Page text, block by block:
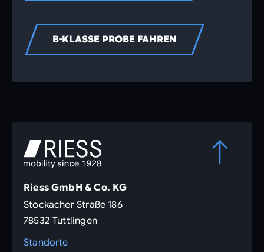
B-KLASSE PROBE FAHREN
Riess GmbH & Co. KG
Stockacher Straße 186
78532 Tuttlingen
Standorte